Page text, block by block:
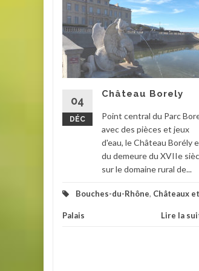
04
DÉC
Château Borely
Point central du Parc
avec des pièces et jeux
d'eau, le Château Borély
du demeure du XVIIe
sur le domaine rural de...
Bouches-du-Rhône, Châteaux et
Palais Lire la